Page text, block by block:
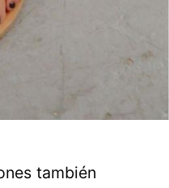
también